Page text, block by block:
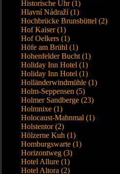
Historische Uhr (1)
Hlavní Nádraží (1)
Hochbrücke Brunsbüttel (2)
Hof Kaiser (1)
Hof Oelkers (1)
Höfe am Brühl (1)
Hohenfelder Bucht (1)
Holiday Inn Hotel (1)
Holiday Inn Hotel (1)
Holländerwindmühle (1)
Holm-Seppensen (5)
Holmer Sandberge (23)
Holmnixe (1)
Holocaust-Mahnmal (1)
Holstentor (2)
Hölzerne Kuh (1)
Homburgswarte (1)
Horizontweg (3)
Hotel Allure (1)
Hotel Altora (2)